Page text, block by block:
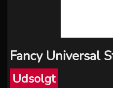
Fancy Universal
Udsolgt